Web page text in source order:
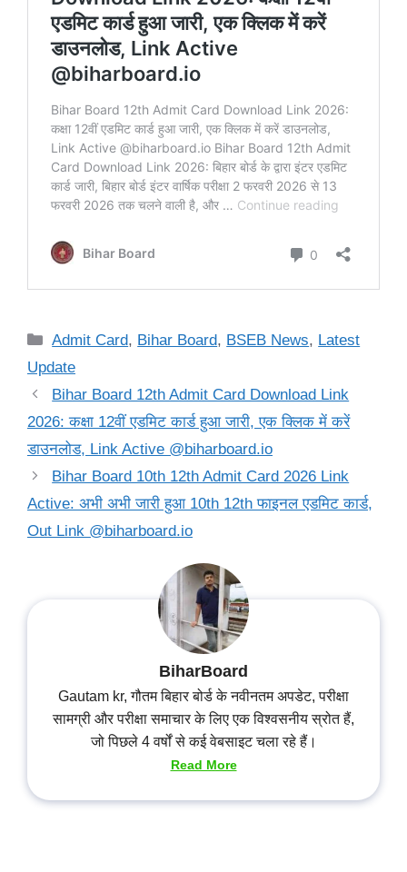
Categories
Admit Card, Bihar Board, BSEB News, Latest
Update
Bihar Board 12th Admit Card Download Link
2026: कक्षा 12वीं एडमिट कार्ड हुआ जारी, एक क्लिक में करें
डाउनलोड, Link Active @biharboard.io
Bihar Board 10th 12th Admit Card 2026 Link
Active: अभी अभी जारी हुआ 10th 12th फाइनल एडमिट कार्ड,
Out Link @biharboard.io
BiharBoard
Gautam kr, गौतम बिहार बोर्ड के नवीनतम अपडेट, परीक्षा
सामग्री और परीक्षा समाचार के लिए एक विश्वसनीय स्रोत हैं,
जो पिछले 4 वर्षों से कई वेबसाइट चला रहे हैं।
Read More